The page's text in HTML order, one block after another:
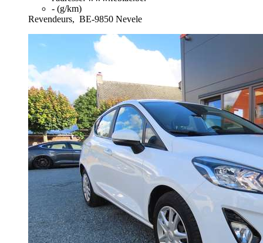
- (g/km)
Revendeurs, BE-9850 Nevele